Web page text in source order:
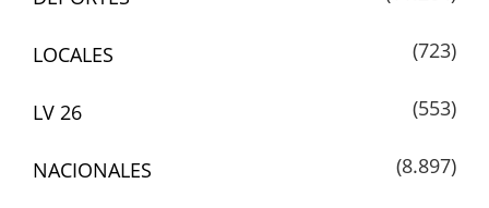
LOCALES (723)
LV 26 (553)
NACIONALES (8.897)